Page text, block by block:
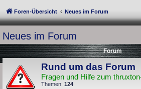
Foren-Übersicht Neues im Forum
Neues im Forum
Forum
Rund um das Forum
Fragen und Hilfe zum
Themen: 124